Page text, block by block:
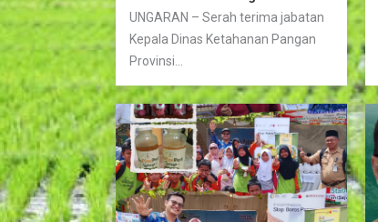
UNGARAN – Serah terima jabatan
Kepala Dinas Ketahanan Pangan
Provinsi...